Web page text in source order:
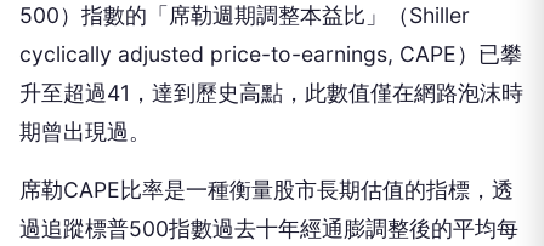
500）指數的「席勒週期調整本益比」（Shiller
cyclically adjusted price-to-earnings, CAPE）已攀
升至超過41，達到歷史高點，此數值僅在網路泡沫時
期曾出現過。
席勒CAPE比率是一種衡量股市長期估值的指標，透
過追蹤標普500指數過去十年經通膨調整後的平均每